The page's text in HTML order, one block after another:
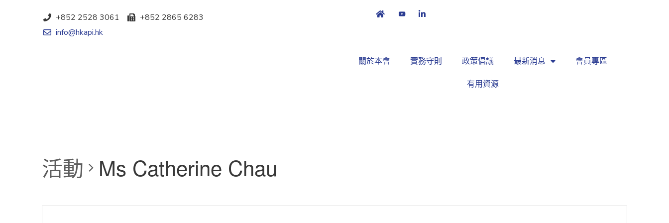
+852 2528 3061
+852 2865 6283
info@hkapi.hk
關於本會 實務守則 政策倡議 最新消息 會員專區
有用資源
活動 Ms Catherine Chau